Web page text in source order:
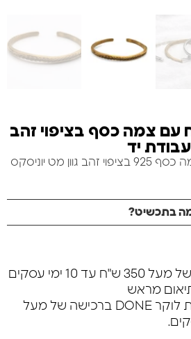
עם צמה כסף בציפוי זהב
עבודת יד
צמיד קשיח פתוח עם צמה כסף 925 בציפוי זהב גוון מט יוניסקס
בתכשיט?
ימי עסקים
מראש
משלוח חינם באמצעות לוקר DONE ברכישה של מעל